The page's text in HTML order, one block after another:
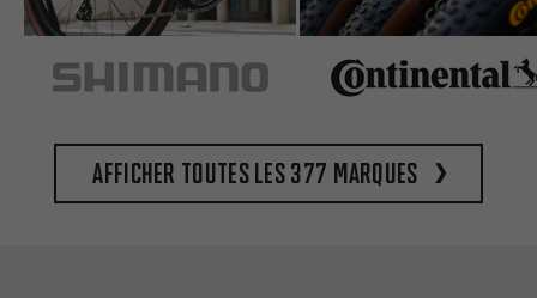
Afficher toutes les 377 marques